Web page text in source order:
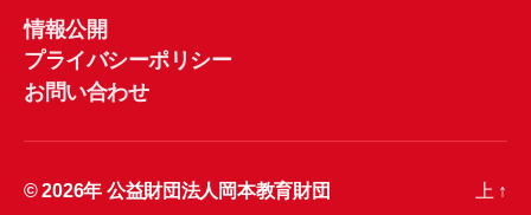
情報公開
プライバシーポリシー
お問い合わせ
© 2026年 公益財団法人岡本教育財団 上 ↑